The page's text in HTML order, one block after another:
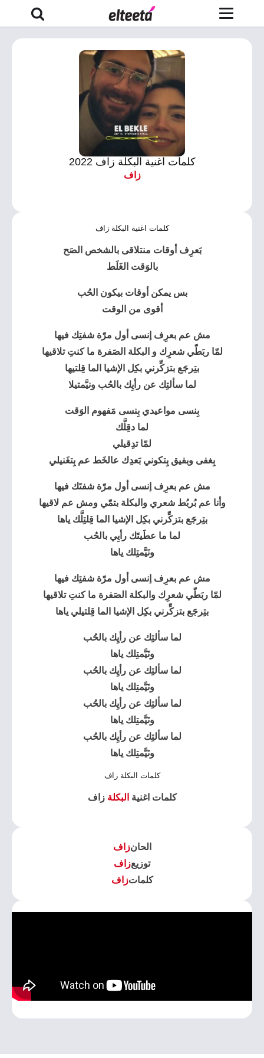
كلمات اغنية البكلة زاف 2022
زاف
كلمات اغنية البكلة زاف
بَعرِف أوقات منتلاقى بالشخص الصَح
بالوَقت الغَلَط
بس يمكن أوقات بيكون الحُب
أقوى من الوقت
مش عم بعرِف إنسى أول مرّة شفتِك فيها
لمّا ربَطّي شعرِك و البكلة الصَفرة ما كنتِ تلاقيها
بتِرجَع بتزكِّرني بكِل الإشيا الما قِلتيها
لما سألتِك عن رأيِك بالحُب ونيَّمتيلا
بِنسى مواعيدي بِنسى مَفهوم الوَقت
لما دقِلَّك
لمّا تدِقيلي
بِغفى وبفيق بِتكوني بَعدِك عالخَط عم بِتغَنيلي
مش عم بعرِف إنسى أول مرّة شفتَك فيها
وأنا عم بُربُط شعري والبكلة بتمّي ومش عم لاقيها
بتِرجَع بتزكِّرني بكِل الإشيا الما قِلتِلَّك ياها
لما ما عطَيتَك رأيِي بالحُب
ونَيَّمتِلك ياها
مش عم بعرِف إنسى أول مرّة شفتِك فيها
لمّا ربَطّي شعرِك والبكلة الصَفرة ما كنتِ تلاقيها
بتِرجَع بتزكِّرني بكِل الإشيا الما قِلتيلي ياها
لما سألتِك عن رأيِك بالحُب
ونَيَّمتِلك ياها
لما سألتِك عن رأيِك بالحُب
ونَيَّمتِلك ياها
لما سألتِك عن رأيِك بالحُب
ونَيَّمتِلك ياها
لما سألتِك عن رأيِك بالحُب
ونَيَّمتِلك ياها
كلمات البكلة زاف
كلمات اغنية البكلة زاف
الحانزاف
توزيعزاف
كلماتزاف